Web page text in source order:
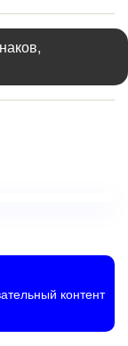
контент